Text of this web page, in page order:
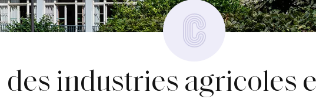
des industries agricoles